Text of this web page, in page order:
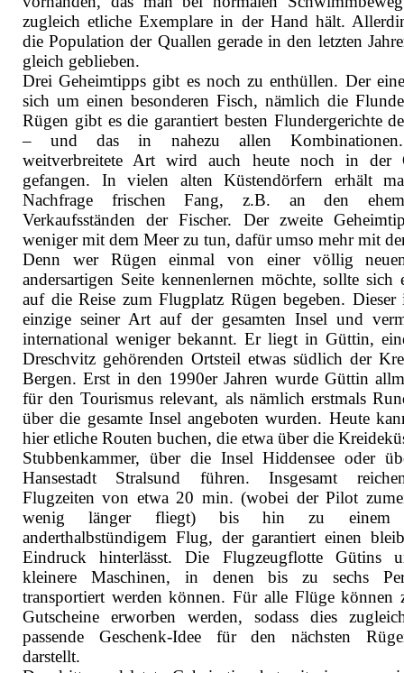
zugleich etliche Exemplare in der Hand hält.
die Population der Quallen gerade in den letzten
gleich geblieben.
Drei Geheimtipps gibt es noch zu enthüllen. Der
sich um einen besonderen Fisch, nämlich die
Rügen gibt es die garantiert besten Flundergerichte
– und das in nahezu allen
weitverbreitete Art wird auch heute noch in der
gefangen. In vielen alten Küstendörfern erhält
Nachfrage frischen Fang, z.B. an den
Verkaufsständen der Fischer. Der zweite
weniger mit dem Meer zu tun, dafür umso mehr mit
Denn wer Rügen einmal von einer völlig
andersartigen Seite kennenlernen möchte, sollte sich
auf die Reise zum Flugplatz Rügen begeben. Dieser
einzige seiner Art auf der gesamten Insel und
international weniger bekannt. Er liegt in Güttin,
Dreschvitz gehörenden Ortsteil etwas südlich der
Bergen. Erst in den 1990er Jahren wurde Güttin
für den Tourismus relevant, als nämlich erstmals
über die gesamte Insel angeboten wurden. Heute
hier etliche Routen buchen, die etwa über die
Stubbenkammer, über die Insel Hiddensee oder
Hansestadt Stralsund führen. Insgesamt
Flugzeiten von etwa 20 min. (wobei der Pilot
wenig länger fliegt) bis hin zu einem
anderthalbstündigem Flug, der garantiert einen
Eindruck hinterlässt. Die Flugzeugflotte Gütins
kleinere Maschinen, in denen bis zu sechs
transportiert werden können. Für alle Flüge können
Gutscheine erworben werden, sodass dies
passende Geschenk-Idee für den nächsten
darstellt.